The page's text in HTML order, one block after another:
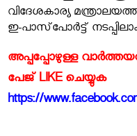
വിദേശകാര്യ
ഇ-പാസ്‌പോര്‍ട്ട്
അപ്പപ്പോഴുള്ള
പേജ് LIKE ചെയ്യുക
https://